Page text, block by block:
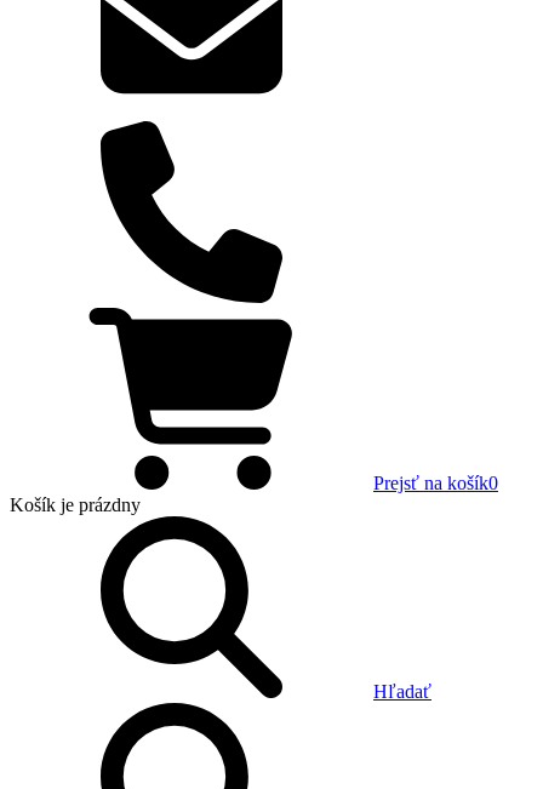
Prejsť na košík0
Košík je prázdny
Hľadať